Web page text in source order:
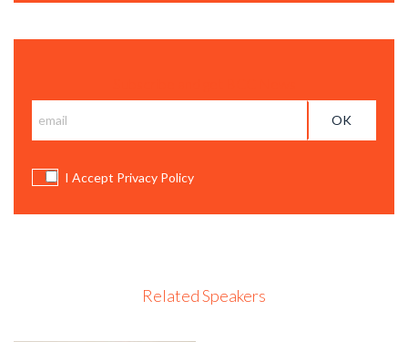
I Accept Privacy Policy
Related Speakers